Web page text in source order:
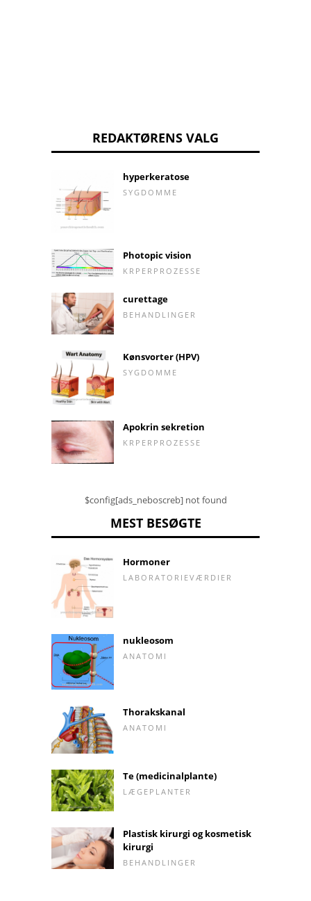
REDAKTØRENS VALG
hyperkeratose
SYGDOMME
Photopic vision
KRPERPROZESSE
curettage
BEHANDLINGER
Kønsvorter (HPV)
SYGDOMME
Apokrin sekretion
KRPERPROZESSE
$config[ads_neboscreb] not found
MEST BESØGTE
Hormoner
LABORATORIEVÆRDIER
nukleosom
ANATOMI
Thorakskanal
ANATOMI
Te (medicinalplante)
LÆGEPLANTER
Plastisk kirurgi og kosmetisk
kirurgi
BEHANDLINGER